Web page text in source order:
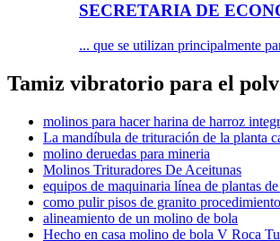
SECRETARIA DE
... que se utilizan principalmente
Tamiz vibratorio para el
molinos para hacer harina de harroz
La mandíbula de trituración de la planta
molino deruedas para mineria
Molinos Trituradores De Aceitunas
equipos de maquinaria línea de plantas
como pulir pisos de granito
alineamiento de un molino de bola
Hecho en casa molino de bola V Roca